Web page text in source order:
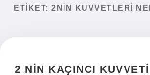
Yasal Uyarı
ETIKET: 2NIN KUVVETLERI
2 NIN KAÇINCI